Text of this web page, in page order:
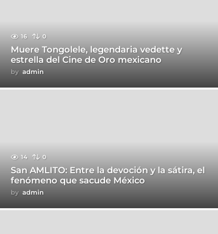
16 0
Muere Tongolele, legendaria vedette y
estrella del Cine de Oro mexicano
by admin
14 0
San AMLITO: Entre la devoción y la sátira, el
fenómeno que sacude México
by admin